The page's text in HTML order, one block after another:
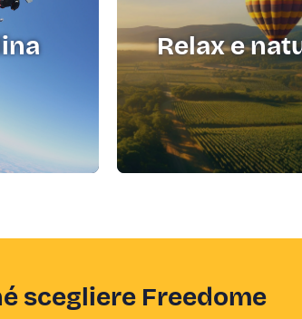
Relax e
scegliere Freedome